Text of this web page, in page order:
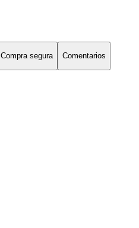
Compra segura Comentarios